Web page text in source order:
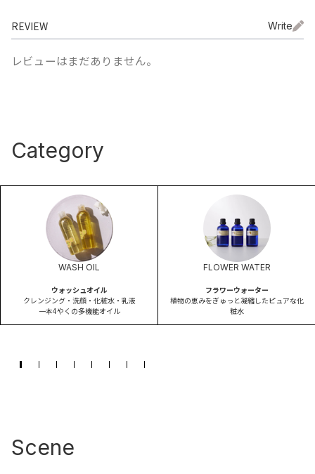
REVIEW Write
レビューはまだありません。
Category
WASH OIL
ウォッシュオイル
クレンジング・洗顔・化粧水・乳液
一本4やくの多機能オイル
FLOWER WATER
フラワーウォーター
植物の恵みをぎゅっと凝縮したピュアな化
粧水
Scene